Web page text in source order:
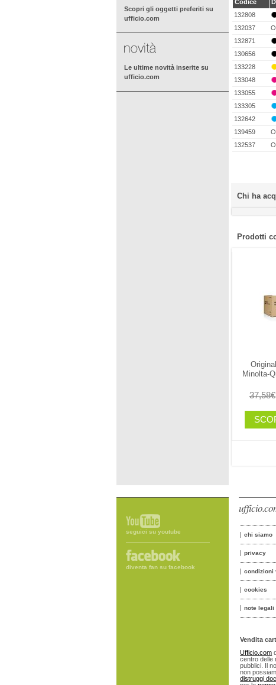
Scopri gli oggetti preferiti su
ufficio.com
Le ultime novità inserite su
ufficio.com
Codice
132808
132037
132871
130656
133228
133048
133055
133305
132642
139459
132537
Chi ha
Prodotti
Minolta-
37,58€
seguici su youtube
diventa fan su facebook
chi siamo
privacy
condizioni
cookies
note legali
Vendita
Ufficio.com
centro delle
pubblici. Il
non
distruggi